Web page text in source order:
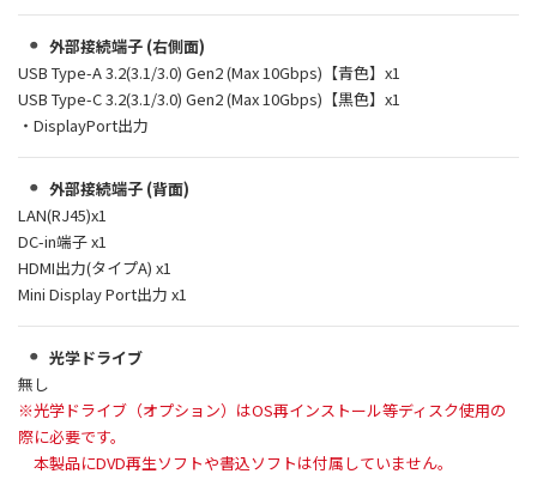
外部接続端子 (右側面)
USB Type-A 3.2(3.1/3.0) Gen2 (Max 10Gbps)【青色】x1
USB Type-C 3.2(3.1/3.0) Gen2 (Max 10Gbps)【黒色】x1
・DisplayPort出力
外部接続端子 (背面)
LAN(RJ45)x1
DC-in端子 x1
HDMI出力(タイプA) x1
Mini Display Port出力 x1
光学ドライブ
無し
※光学ドライブ（オプション）はOS再インストール等ディスク使用の
際に必要です。
本製品にDVD再生ソフトや書込ソフトは付属していません。